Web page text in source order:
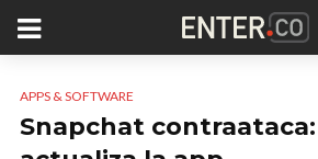
APPS & SOFTWARE
Snapchat contraataca: